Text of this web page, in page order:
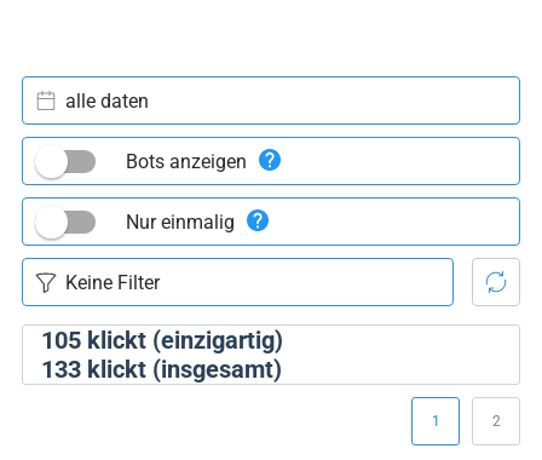
105klickt (einzigartig)
133klickt (insgesamt)
alle daten
Bots anzeigen
Nur einmalig
1 2